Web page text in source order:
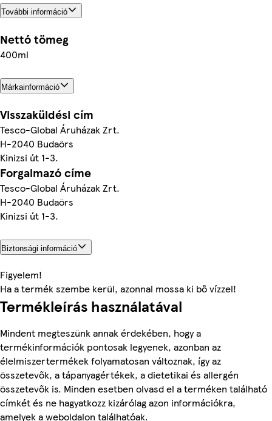
További információ
Nettó tömeg
400ml
Márkainformáció
Visszaküldési cím
Tesco-Global Áruházak Zrt.
H-2040 Budaörs
Kinizsi út 1-3.
Forgalmazó címe
Tesco-Global Áruházak Zrt.
H-2040 Budaörs
Kinizsi út 1-3.
Biztonsági információ
Figyelem!
Ha a termék szembe kerül, azonnal mossa ki bő vízzel!
Termékleírás használatával
Mindent megteszünk annak érdekében, hogy a
termékinformációk pontosak legyenek, azonban az
élelmiszertermékek folyamatosan változnak, így az
összetevők, a tápanyagértékek, a dietetikai és allergén
összetevők is. Minden esetben olvasd el a terméken található
címkét és ne hagyatkozz kizárólag azon információkra,
amelyek a weboldalon találhatóak.